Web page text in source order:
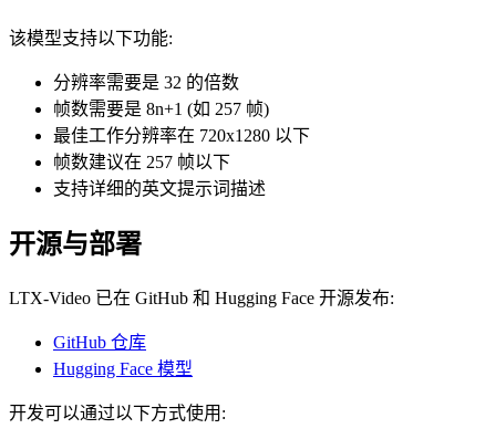
该模型支持以下功能:
分辨率需要是 32 的倍数
帧数需要是 8n+1 (如 257 帧)
最佳工作分辨率在 720x1280 以下
帧数建议在 257 帧以下
支持详细的英文提示词描述
开源与部署
LTX-Video 已在 GitHub 和 Hugging Face 开源发布:
GitHub 仓库
Hugging Face 模型
开发可以通过以下方式使用: